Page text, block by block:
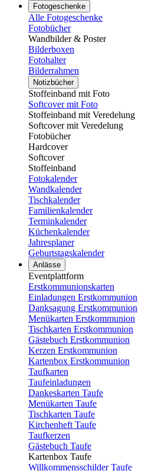
Fotogeschenke
Alle Fotogeschenke
Fotobücher
Wandbilder & Poster
Bilderboxen
Fotohalter
Bilderrahmen
Notizbücher
Stoffeinband mit Foto
Softcover mit Foto
Stoffeinband mit Veredelung
Softcover mit Veredelung
Fotobücher
Hardcover
Softcover
Stoffeinband
Fotokalender
Wandkalender
Tischkalender
Familienkalender
Terminkalender
Küchenkalender
Jahresplaner
Geburtstagskalender
Anlässe
Eventplattform
Erstkommunionskarten
Einladungen Erstkommunion
Danksagung Erstkommunion
Menükarten Erstkommunion
Tischkarten Erstkommunion
Gästebuch Erstkommunion
Kerzen Erstkommunion
Kartenbox Erstkommunion
Taufkarten
Taufeinladungen
Dankeskarten Taufe
Menükarten Taufe
Tischkarten Taufe
Kirchenheft Taufe
Taufkerzen
Gästebuch Taufe
Kartenbox Taufe
Willkommensschilder Taufe